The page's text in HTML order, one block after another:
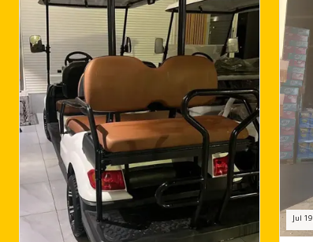
Jul 19